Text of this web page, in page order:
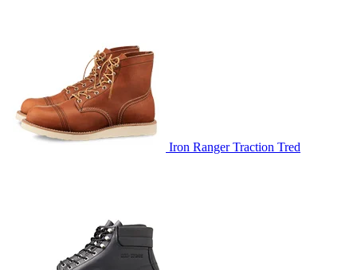
Iron Ranger Traction Tred